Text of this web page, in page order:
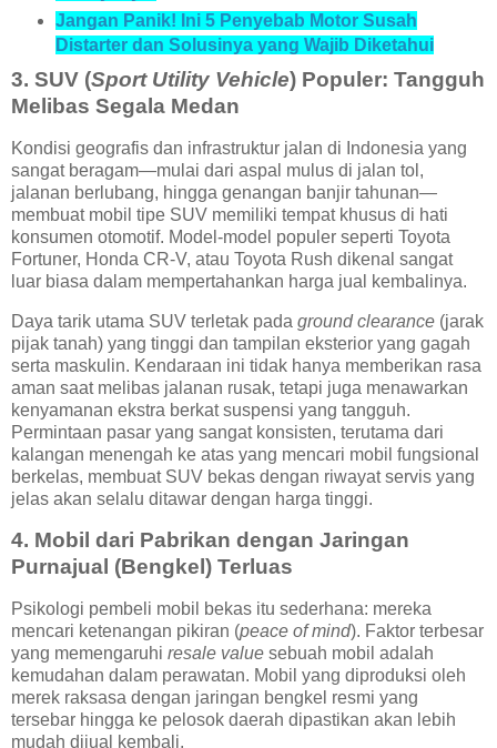
Jangan Panik! Ini 5 Penyebab Motor Susah
Distarter dan Solusinya yang Wajib Diketahui
3. SUV (Sport Utility Vehicle) Populer: Tangguh
Melibas Segala Medan
Kondisi geografis dan infrastruktur jalan di Indonesia yang
sangat beragam—mulai dari aspal mulus di jalan tol,
jalanan berlubang, hingga genangan banjir tahunan—
membuat mobil tipe SUV memiliki tempat khusus di hati
konsumen otomotif. Model-model populer seperti Toyota
Fortuner, Honda CR-V, atau Toyota Rush dikenal sangat
luar biasa dalam mempertahankan harga jual kembalinya.
Daya tarik utama SUV terletak pada ground clearance (jarak
pijak tanah) yang tinggi dan tampilan eksterior yang gagah
serta maskulin. Kendaraan ini tidak hanya memberikan rasa
aman saat melibas jalanan rusak, tetapi juga menawarkan
kenyamanan ekstra berkat suspensi yang tangguh.
Permintaan pasar yang sangat konsisten, terutama dari
kalangan menengah ke atas yang mencari mobil fungsional
berkelas, membuat SUV bekas dengan riwayat servis yang
jelas akan selalu ditawar dengan harga tinggi.
4. Mobil dari Pabrikan dengan Jaringan
Purnajual (Bengkel) Terluas
Psikologi pembeli mobil bekas itu sederhana: mereka
mencari ketenangan pikiran (peace of mind). Faktor terbesar
yang memengaruhi resale value sebuah mobil adalah
kemudahan dalam perawatan. Mobil yang diproduksi oleh
merek raksasa dengan jaringan bengkel resmi yang
tersebar hingga ke pelosok daerah dipastikan akan lebih
mudah dijual kembali.